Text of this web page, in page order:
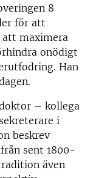
8
för att
maximera
onödigt
Han
– kollega
i
beskrev
sent 1800-
även